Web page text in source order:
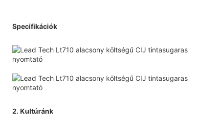
Specifikációk
2. Kultúránk